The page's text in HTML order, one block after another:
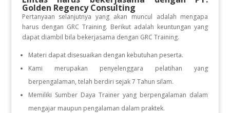
Golden Regency Consulting
Pertanyaan selanjutnya yang akan muncul adalah mengapa
harus dengan GRC Training. Berikut adalah keuntungan yang
dapat diambil bila bekerjasama dengan GRC Training.
Materi dapat disesuaikan dengan kebutuhan peserta.
Kami merupakan penyelenggara pelatihan yang
berpengalaman, telah berdiri sejak 7 Tahun silam.
Memiliki Sumber Daya Trainer yang berpengalaman dalam
mengajar maupun pengalaman dalam praktek.